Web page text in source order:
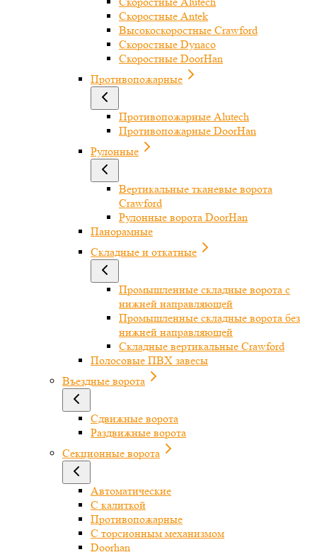
Скоростные Antek
Высокоскоростные Crawford
Скоростные Dynaco
Скоростные DoorHan
Противопожарные
Противопожарные Alutech
Противопожарные DoorHan
Рулонные
Вертикальные тканевые ворота
Crawford
Рулонные ворота DoorHan
Панорамные
Складные и откатные
Промышленные складные ворота с
нижней направляющей
Промышленные складные ворота без
нижней направляющей
Складные вертикальные Crawford
Полосовые ПВХ завесы
Въездные ворота
Сдвижные ворота
Раздвижные ворота
Секционные ворота
Автоматические
С калиткой
Противопожарные
С торсионным механизмом
Doorhan